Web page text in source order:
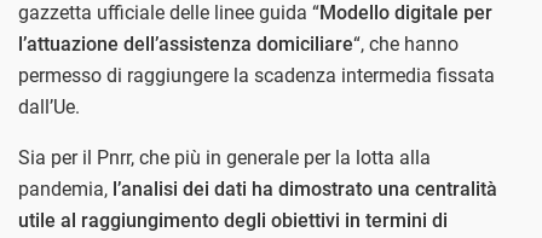
gazzetta ufficiale delle linee guida “Modello digitale per
l’attuazione dell’assistenza domiciliare“, che hanno
permesso di raggiungere la scadenza intermedia fissata
dall’Ue.
Sia per il Pnrr, che più in generale per la lotta alla
pandemia, l’analisi dei dati ha dimostrato una centralità
utile al raggiungimento degli obiettivi in termini di